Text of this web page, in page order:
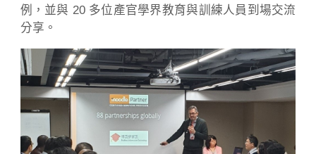
例，並與 20 多位產官學界教育與訓練人員到場交流
分享。